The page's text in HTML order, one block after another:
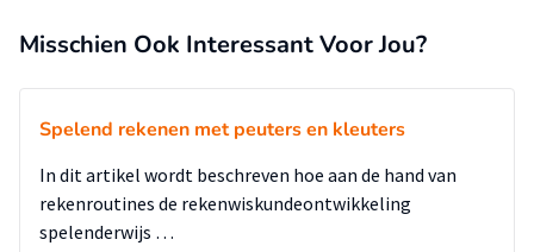
Misschien Ook Interessant Voor Jou?
Spelend rekenen met peuters en kleuters
In dit artikel wordt beschreven hoe aan de hand van
rekenroutines de rekenwiskundeontwikkeling
spelenderwijs …